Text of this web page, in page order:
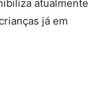
atualmente
já em